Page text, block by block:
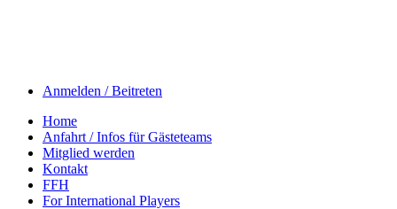
Anmelden / Beitreten
Home
Anfahrt / Infos für Gästeteams
Mitglied werden
Kontakt
FFH
For International Players